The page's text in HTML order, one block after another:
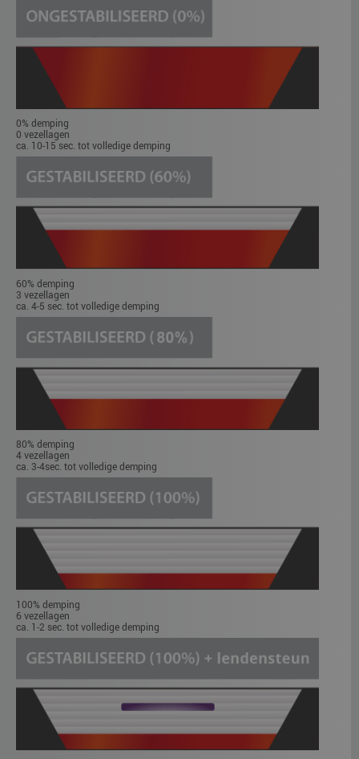
0% demping
0 vezellagen
ca. 10-15 sec. tot volledige demping
60% demping
3 vezellagen
ca. 4-5 sec. tot volledige demping
80% demping
4 vezellagen
ca. 3-4sec. tot volledige demping
100% demping
6 vezellagen
ca. 1-2 sec. tot volledige demping